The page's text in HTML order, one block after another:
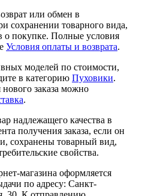
или обмен в
сохранении товарного вида,
о покупке. Полные условия
Условия оплаты и возврата.
моделей по стоимости,
в категорию Пуховики.
заказа можно
.
надлежащего качества в
получения заказа, если он
сохранены товарный вид,
свойства.
магазина оформляется
по адресу: Санкт-